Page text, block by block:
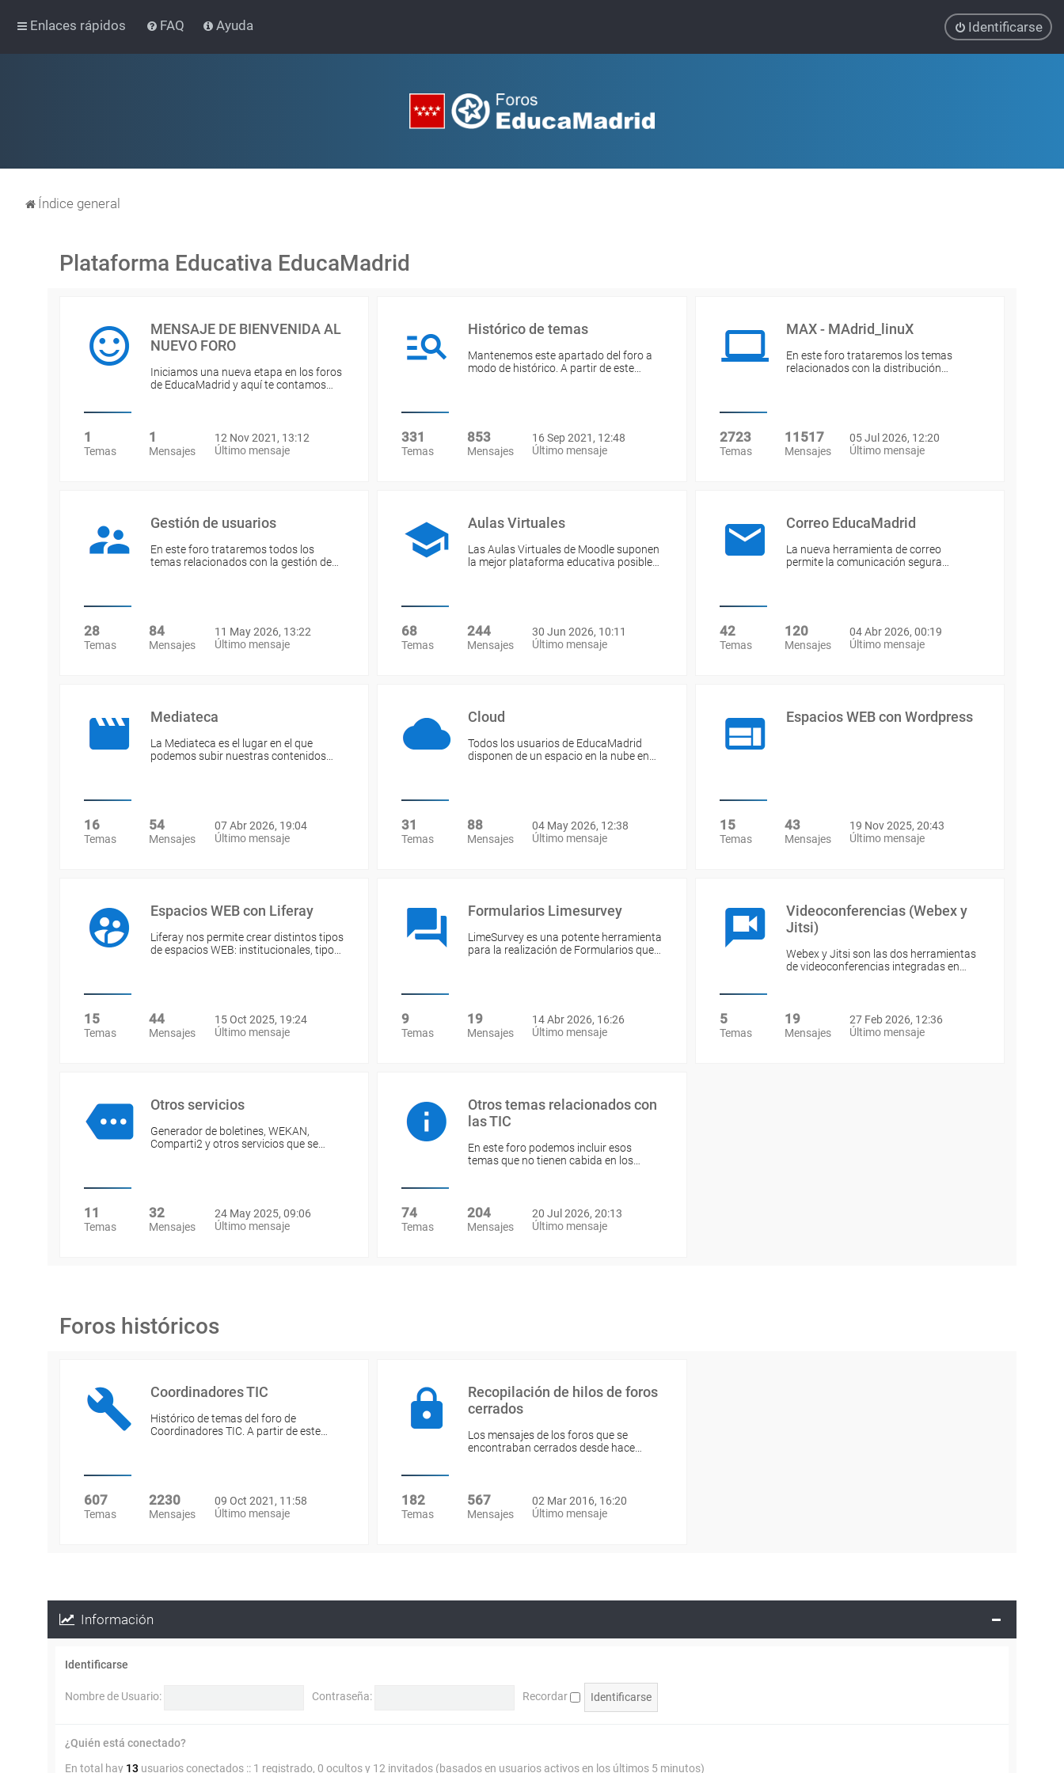
Enlaces rápidos FAQ Ayuda Identificarse
Índice general
Plataforma Educativa EducaMadrid
MENSAJE DE BIENVENIDA AL
NUEVO FORO
Iniciamos una nueva etapa en los foros
de EducaMadrid y aquí te contamos…
1
Temas
1
Mensajes
12 Nov 2021, 13:12
Último mensaje
Histórico de temas
Mantenemos este apartado del foro a
modo de histórico. A partir de este…
331
Temas
853
Mensajes
16 Sep 2021, 12:48
Último mensaje
MAX - MAdrid_linuX
En este foro trataremos los temas
relacionados con la distribución…
2723
Temas
11517
Mensajes
05 Jul 2026, 12:20
Último mensaje
Gestión de usuarios
En este foro trataremos todos los
temas relacionados con la gestión de…
28
Temas
84
Mensajes
11 May 2026, 13:22
Último mensaje
Aulas Virtuales
Las Aulas Virtuales de Moodle suponen
la mejor plataforma educativa posible…
68
Temas
244
Mensajes
30 Jun 2026, 10:11
Último mensaje
Correo EducaMadrid
La nueva herramienta de correo
permite la comunicación segura…
42
Temas
120
Mensajes
04 Abr 2026, 00:19
Último mensaje
Mediateca
La Mediateca es el lugar en el que
podemos subir nuestras contenidos…
16
Temas
54
Mensajes
07 Abr 2026, 19:04
Último mensaje
Cloud
Todos los usuarios de EducaMadrid
disponen de un espacio en la nube en…
31
Temas
88
Mensajes
04 May 2026, 12:38
Último mensaje
Espacios WEB con Wordpress
15
Temas
43
Mensajes
19 Nov 2025, 20:43
Último mensaje
Espacios WEB con Liferay
Liferay nos permite crear distintos tipos
de espacios WEB: institucionales, tipo…
15
Temas
44
Mensajes
15 Oct 2025, 19:24
Último mensaje
Formularios Limesurvey
LimeSurvey es una potente herramienta
para la realización de Formularios que…
9
Temas
19
Mensajes
14 Abr 2026, 16:26
Último mensaje
Videoconferencias (Webex y
Jitsi)
Webex y Jitsi son las dos herramientas
de videoconferencias integradas en…
5
Temas
19
Mensajes
27 Feb 2026, 12:36
Último mensaje
Otros servicios
Generador de boletines, WEKAN,
Comparti2 y otros servicios que se…
11
Temas
32
Mensajes
24 May 2025, 09:06
Último mensaje
Otros temas relacionados con
las TIC
En este foro podemos incluir esos
temas que no tienen cabida en los…
74
Temas
204
Mensajes
20 Jul 2026, 20:13
Último mensaje
Foros históricos
Coordinadores TIC
Histórico de temas del foro de
Coordinadores TIC. A partir de este…
607
Temas
2230
Mensajes
09 Oct 2021, 11:58
Último mensaje
Recopilación de hilos de foros
cerrados
Los mensajes de los foros que se
encontraban cerrados desde hace…
182
Temas
567
Mensajes
02 Mar 2016, 16:20
Último mensaje
Información
Identificarse
Nombre de Usuario: Contraseña: Recordar
¿Quién está conectado?
En total hay 13 usuarios conectados :: 1 registrado, 0 ocultos y 12 invitados (basados en usuarios activos en los últimos 5 minutos)